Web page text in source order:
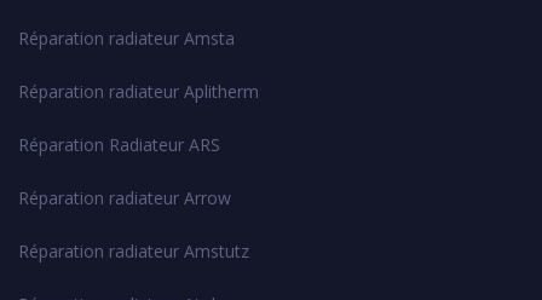
Réparation radiateur Amsta
Réparation radiateur Aplitherm
Réparation Radiateur ARS
Réparation radiateur Arrow
Réparation radiateur Amstutz